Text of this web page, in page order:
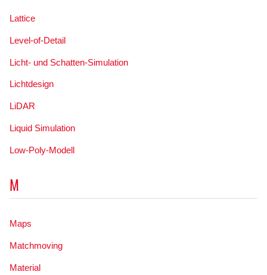
Lattice
Level-of-Detail
Licht- und Schatten-Simulation
Lichtdesign
LiDAR
Liquid Simulation
Low-Poly-Modell
M
Maps
Matchmoving
Material